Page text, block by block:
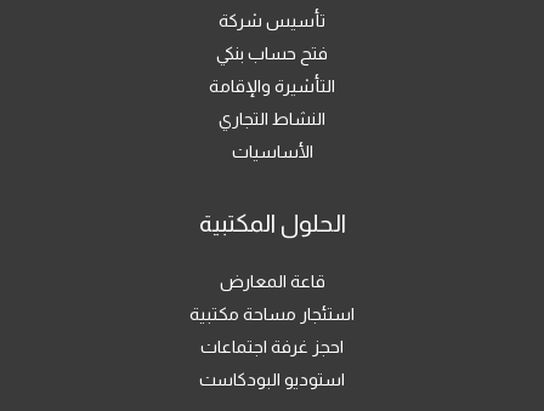
تأسيس شركة
فتح حساب بنكي
التأشيرة والإقامة
النشاط التجاري
الأساسيات
الحلول المكتبية
قاعة المعارض
استئجار مساحة مكتبية
احجز غرفة اجتماعات
استوديو البودكاست